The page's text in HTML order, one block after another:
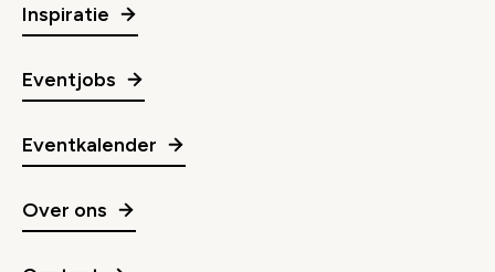
Inspiratie
Eventjobs
Eventkalender
Over ons